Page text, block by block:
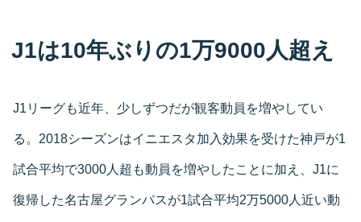
J1は10年ぶりの1万9000人超え
J1リーグも近年、少しずつだが観客動員を増やしてい
る。2018シーズンはイニエスタ加入効果を受けた神戸が1
試合平均で3000人超も動員を増やしたことに加え、J1に
復帰した名古屋グランパスが1試合平均2万5000人近い動